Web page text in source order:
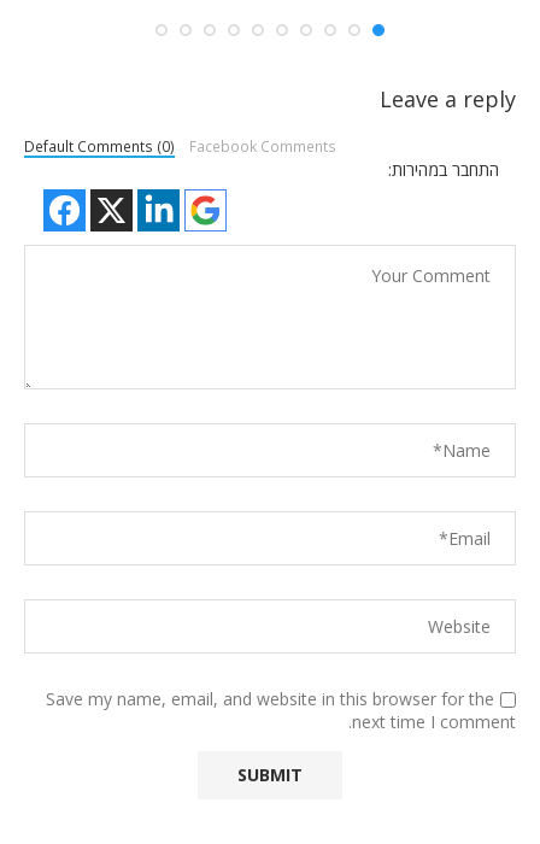
Leave a reply
Default Comments (0) Facebook Comments
התחבר במהירות:
Save my name, email, and website in this browser for the
next time I comment.